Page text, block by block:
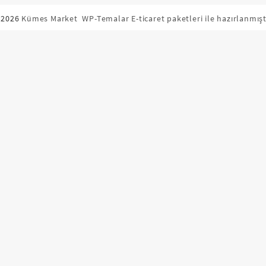
Kümes Market WP-Temalar E-ticaret paketleri ile